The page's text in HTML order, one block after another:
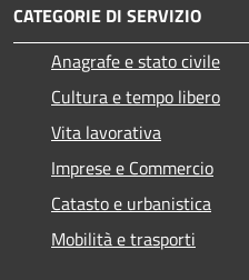
CATEGORIE DI SERVIZIO
Anagrafe e stato civile
Cultura e tempo libero
Vita lavorativa
Imprese e Commercio
Catasto e urbanistica
Mobilità e trasporti